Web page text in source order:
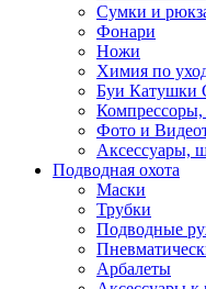
Сумки и
Фонари
Ножи
Химия по
Буи Катушки
Фото и
Аксессуары,
Подводная охота
Маски
Трубки
Подводные
Арбалеты